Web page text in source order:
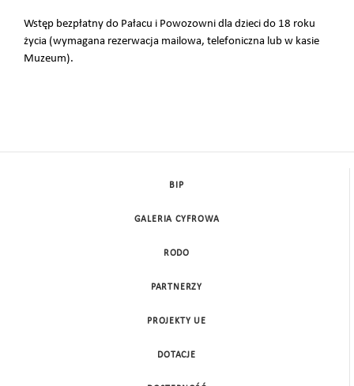
Wstęp bezpłatny do Pałacu i Powozowni dla dzieci do 18 roku
życia (wymagana rezerwacja mailowa, telefoniczna lub w kasie
Muzeum).
BIP
GALERIA CYFROWA
RODO
PARTNERZY
PROJEKTY UE
DOTACJE